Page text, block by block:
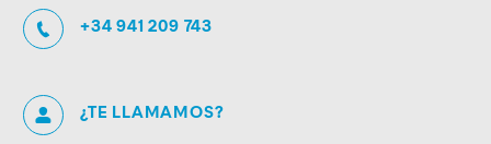
+34 941 209 743
¿TE LLAMAMOS?